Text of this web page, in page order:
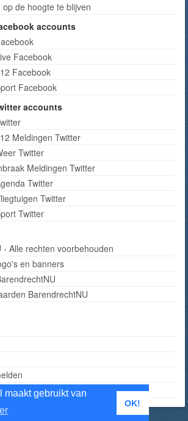
maakt gebruikt van
OK!
de hoogte te blijven
accounts
Facebook
Facebook
Facebook
accounts
Meldingen Twitter
Twitter
Meldingen Twitter
Twitter
Twitter
Twitter
Alle rechten voorbehouden
en banners
BarendrechtNU
adverteren